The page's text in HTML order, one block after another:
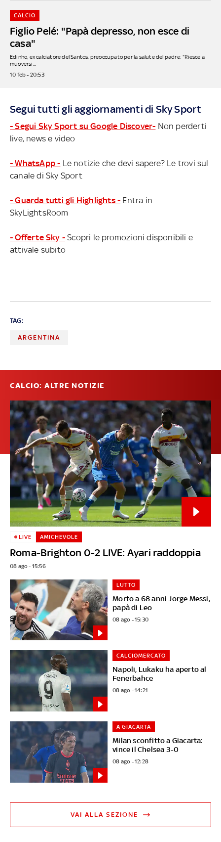
Figlio Pelé: "Papà depresso, non esce di
casa"
CALCIO
Edinho, ex calciatore del Santos, preoccupato per la salute del padre: "Riesce a
muoversi...
10 feb - 20:53
Segui tutti gli aggiornamenti di Sky Sport
- Segui Sky Sport su Google Discover- Non perderti
live, news e video
- WhatsApp - Le notizie che devi sapere? Le trovi sul
canale di Sky Sport
- Guarda tutti gli Highlights - Entra in
SkyLightsRoom
- Offerte Sky - Scopri le promozioni disponibili e
attivale subito
TAG:
ARGENTINA
CALCIO: ALTRE NOTIZIE
Roma-Brighton 0-2 LIVE: Ayari raddoppia
LIVE AMICHEVOLE
08 ago - 15:56
Morto a 68 anni Jorge Messi,
papà di Leo
LUTTO
08 ago - 15:30
Napoli, Lukaku ha aperto al
Fenerbahce
CALCIOMERCATO
08 ago - 14:21
Milan sconfitto a Giacarta:
vince il Chelsea 3-0
A GIACARTA
08 ago - 12:28
VAI ALLA SEZIONE